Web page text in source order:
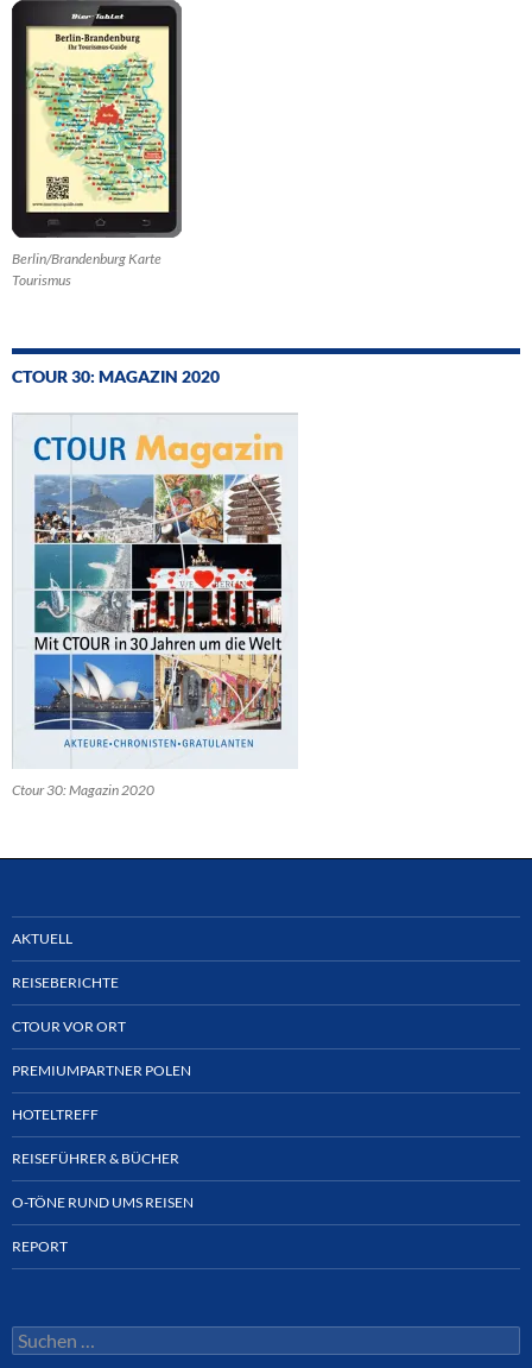
Berlin/Brandenburg Karte
Tourismus
CTOUR 30: MAGAZIN 2020
Ctour 30: Magazin 2020
AKTUELL
REISEBERICHTE
CTOUR VOR ORT
PREMIUMPARTNER POLEN
HOTELTREFF
REISEFÜHRER & BÜCHER
O-TÖNE RUND UMS REISEN
REPORT
Suchen
nach: